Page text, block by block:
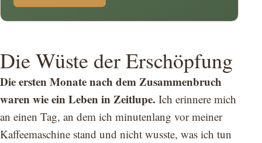
Die Wüste der Erschöpfung
Die ersten Monate nach dem Zusammenbruch
waren wie ein Leben in Zeitlupe. Ich erinnere mich
an einen Tag, an dem ich minutenlang vor meiner
Kaffeemaschine stand und nicht wusste, was ich tun